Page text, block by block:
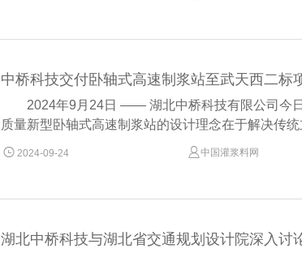
中桥科技交付卧轴式高速制浆站至武天西二标
2024年9月24日 —— 湖北中桥科技有限公司今
质量新型卧轴式高速制浆站的设计理念在于解决传
 2024-09-24  中国灌浆料网
湖北中桥科技与湖北省交通规划设计院深入讨